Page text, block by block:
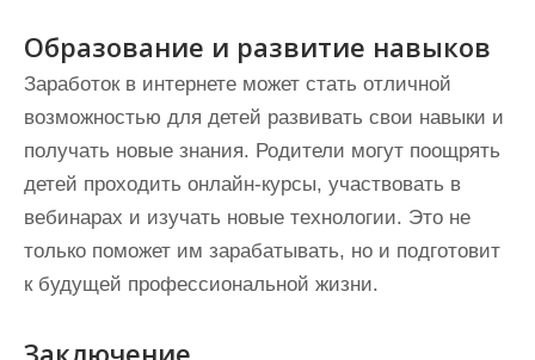
Образование и развитие навыков
Заработок в интернете может стать отличной
возможностью для детей развивать свои навыки и
получать новые знания. Родители могут поощрять
детей проходить онлайн-курсы, участвовать в
вебинарах и изучать новые технологии. Это не
только поможет им зарабатывать, но и подготовит
к будущей профессиональной жизни.
Заключение